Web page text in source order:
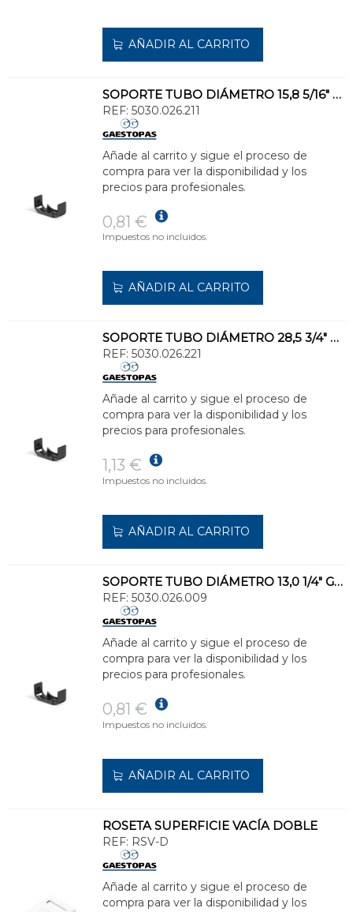
AÑADIR AL CARRITO
SOPORTE TUBO DIÁMETRO 15,8 5/16" NEGRO
REF: 5030.026.211
Añade al carrito y sigue el proceso de
compra para ver la disponibilidad y los
precios para profesionales.
0,81 €
Impuestos no incluidos.
AÑADIR AL CARRITO
SOPORTE TUBO DIÁMETRO 28,5 3/4" NEGRO
REF: 5030.026.221
Añade al carrito y sigue el proceso de
compra para ver la disponibilidad y los
precios para profesionales.
1,13 €
Impuestos no incluidos.
AÑADIR AL CARRITO
SOPORTE TUBO DIÁMETRO 13,0 1/4" GRIS
REF: 5030.026.009
Añade al carrito y sigue el proceso de
compra para ver la disponibilidad y los
precios para profesionales.
0,81 €
Impuestos no incluidos.
AÑADIR AL CARRITO
ROSETA SUPERFICIE VACÍA DOBLE
REF: RSV-D
Añade al carrito y sigue el proceso de
compra para ver la disponibilidad y los